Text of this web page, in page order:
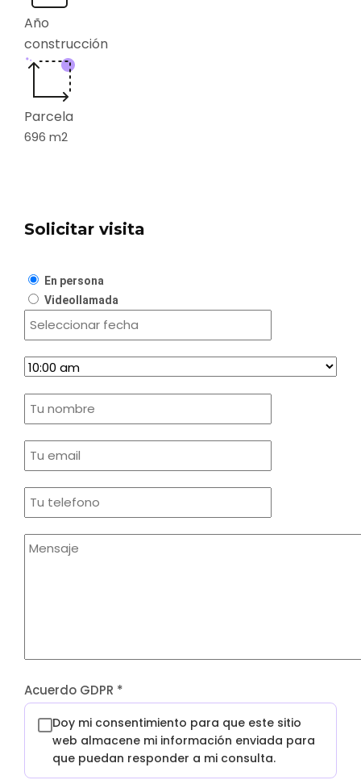
Año
construcción
Parcela
696 m2
Solicitar visita
En persona
Videollamada
Acuerdo GDPR *
Doy mi consentimiento para que este sitio
web almacene mi información enviada para
que puedan responder a mi consulta.